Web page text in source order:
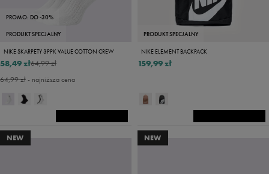
PROMO: DO -30%
PRODUKT SPECJALNY
NIKE SKARPETY 3PPK VALUE COTTON CREW
64,99 zł
58,49 zł
64,99 zł- najniższa cena
PRODUKT SPECJALNY
NIKE ELEMENT BACKPACK
159,99 zł
NEW NEW